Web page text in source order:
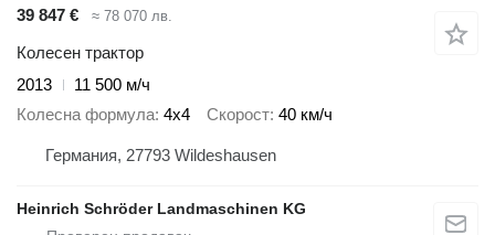
39 847 €
≈ 78 070 лв.
Колесен трактор
2013
11 500 м/ч
Колесна формула 4x4 Скорост 40 км/ч
Германия, 27793 Wildeshausen
Heinrich Schröder Landmaschinen KG